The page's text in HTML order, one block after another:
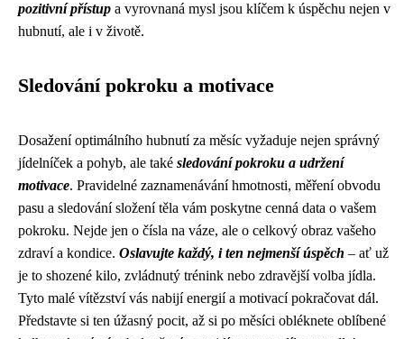
pozitivní přístup a vyrovnaná mysl jsou klíčem k úspěchu nejen v
hubnutí, ale i v životě.
Sledování pokroku a motivace
Dosažení optimálního hubnutí za měsíc vyžaduje nejen správný
jídelníček a pohyb, ale také sledování pokroku a udržení
motivace. Pravidelné zaznamenávání hmotnosti, měření obvodu
pasu a sledování složení těla vám poskytne cenná data o vašem
pokroku. Nejde jen o čísla na váze, ale o celkový obraz vašeho
zdraví a kondice. Oslavujte každý, i ten nejmenší úspěch – ať už
je to shozené kilo, zvládnutý trénink nebo zdravější volba jídla.
Tyto malé vítězství vás nabijí energií a motivací pokračovat dál.
Představte si ten úžasný pocit, až si po měsíci obléknete oblíbené